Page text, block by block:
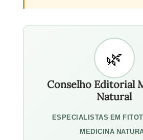
Conselho Editorial
Natural
ESPECIALISTAS EM
MEDICINA